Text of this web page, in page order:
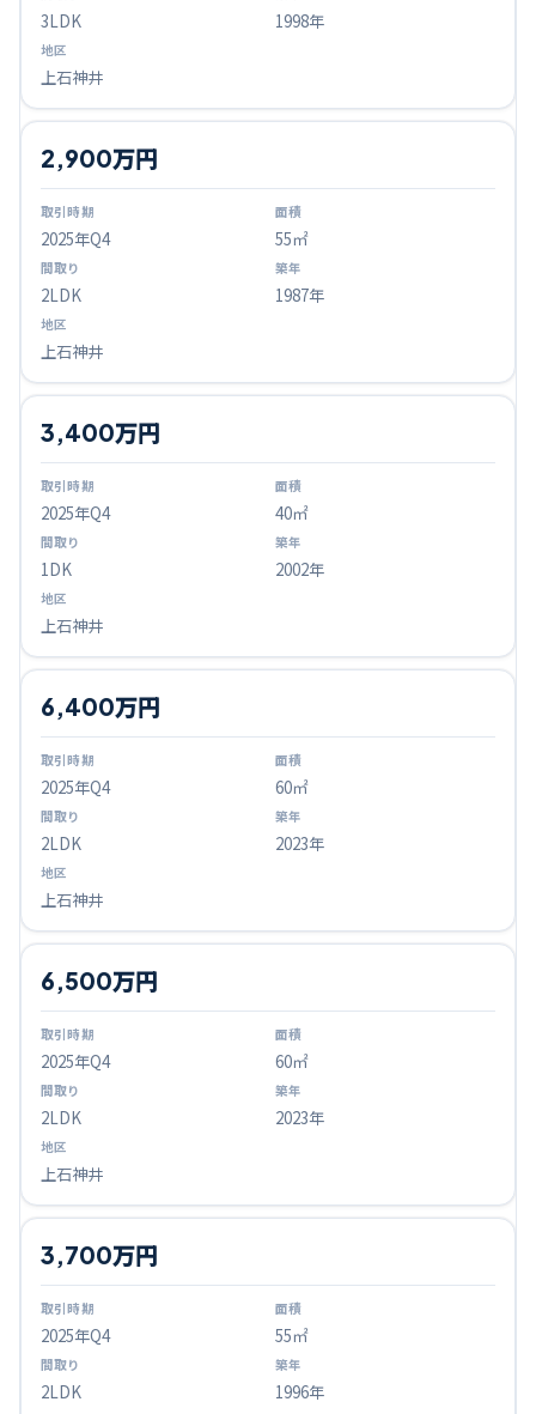
3LDK 1998年
上石神井
2025年Q4
2,900万円
55㎡
2LDK 1987年
上石神井
2025年Q4
3,400万円
40㎡
1DK 2002年
上石神井
2025年Q4
6,400万円
60㎡
2LDK 2023年
上石神井
2025年Q4
6,500万円
60㎡
2LDK 2023年
上石神井
2025年Q4
3,700万円
55㎡
2LDK 1996年